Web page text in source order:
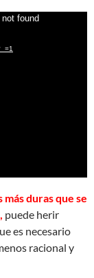
found
duras que se
puede herir
es necesario
racional y